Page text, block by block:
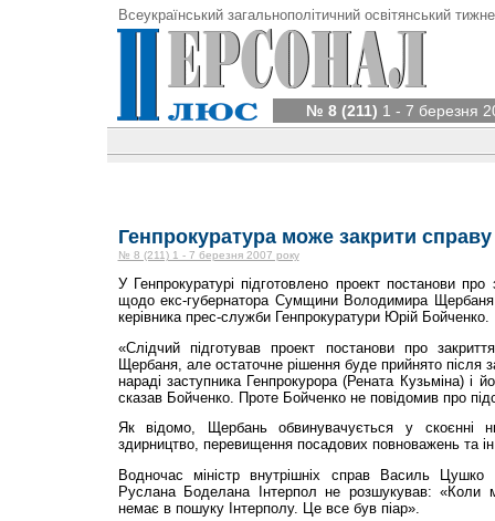
Всеукраїнський загальнополітичний освітянський
№ 8 (211) 1 - 7 березня
Генпрокура­тура може закрити
№ 8 (211) 1 - 7 березня 2007 року
У Генпрокуратурі під­­готовлено проект постанови про
щодо екс-губернатора Сумщини Володимира
ке­рів­ника прес-служби Генпрокуратури Юрій Бойченко.
«Слідчий підготував проект постанови про
Щербаня, але остаточне рішення буде прийнято після
нараді заступника Генпрокурора (Рената Кузьміна) і
сказав Бойченко. Проте Бойченко не повідомив про
Як відомо, Щербань обвинувачується у скоєнні
здирництво, перевищення посадових повноважень та
Водночас міністр внутрішніх справ Василь
Руслана Боделана Інтерпол не розшукував: «Коли
немає в пошуку Інтерполу. Це все був піар».